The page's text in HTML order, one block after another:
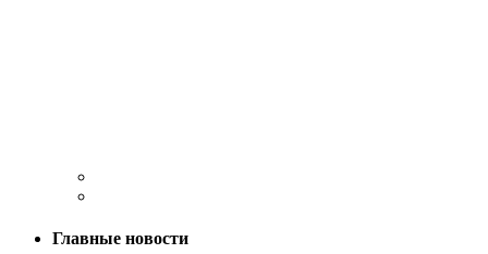
Главные новости